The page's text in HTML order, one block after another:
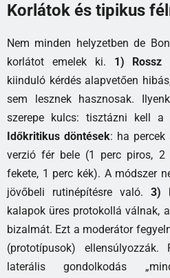
Korlátok és tipikus
Nem minden helyzetben de
korlátot emelek ki. 1) Rossz
kiinduló kérdés alapvetően
sem lesznek hasznosak.
szerepe kulcs: tisztázni kell
Időkritikus döntések: ha percek
verzió fér bele (1 perc piros, 2
fekete, 1 perc kék). A módszer
jövőbeli rutinépítésre való. 3)
kalapok üres protokollá válnak,
bizalmát. Ezt a moderátor
(prototípusok)
laterális gondolkodás